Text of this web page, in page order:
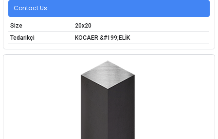
Contact Us
Size
20x20
Tedarikçi
KOCAER &#199;ELİK